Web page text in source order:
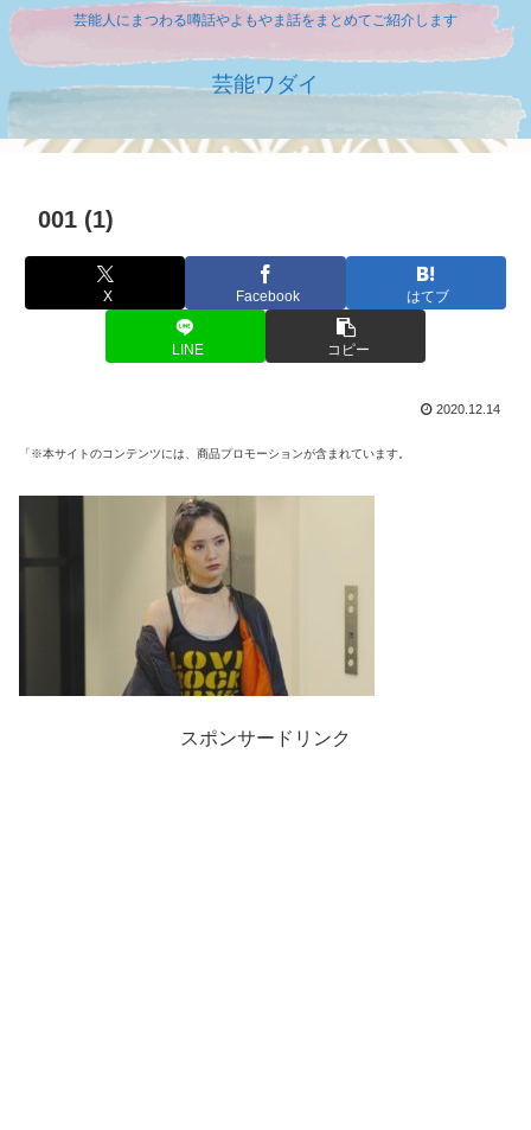
芸能人にまつわる噂話やよもやま話をまとめてご紹介します
芸能ワダイ
001 (1)
X Facebook はてブ
LINE コピー
2020.12.14
「※本サイトのコンテンツには、商品プロモーションが含まれています。
スポンサードリンク